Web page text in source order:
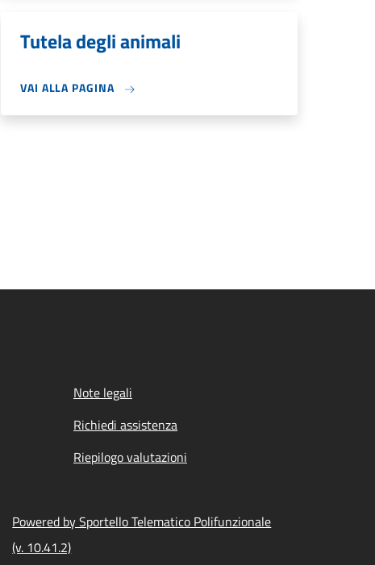
Tutela degli animali
VAI ALLA PAGINA
Note legali
Richiedi assistenza
Riepilogo valutazioni
Powered by Sportello Telematico Polifunzionale
(v. 10.41.2)